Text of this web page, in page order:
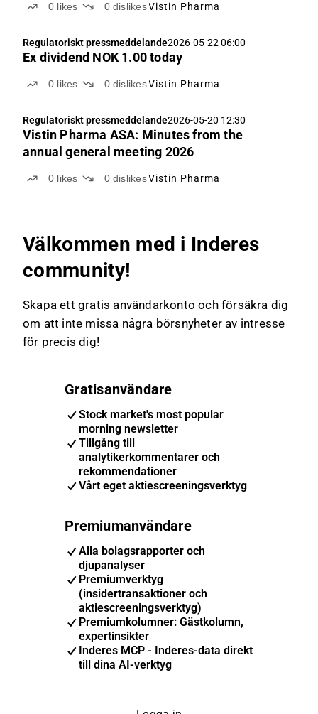
0 likes 0 dislikes Vistin Pharma
Regulatoriskt pressmeddelande2026-05-22 06:00
Ex dividend NOK 1.00 today
0 likes 0 dislikes Vistin Pharma
Regulatoriskt pressmeddelande2026-05-20 12:30
Vistin Pharma ASA: Minutes from the
annual general meeting 2026
0 likes 0 dislikes Vistin Pharma
Välkommen med i Inderes
community!
Skapa ett gratis användarkonto och försäkra dig
om att inte missa några börsnyheter av intresse
för precis dig!
Gratisanvändare
Stock market's most popular
morning newsletter
Tillgång till
analytikerkommentarer och
rekommendationer
Vårt eget aktiescreeningsverktyg
Premiumanvändare
Alla bolagsrapporter och
djupanalyser
Premiumverktyg
(insidertransaktioner och
aktiescreeningsverktyg)
Premiumkolumner: Gästkolumn,
expertinsikter
Inderes MCP - Inderes-data direkt
till dina AI-verktyg